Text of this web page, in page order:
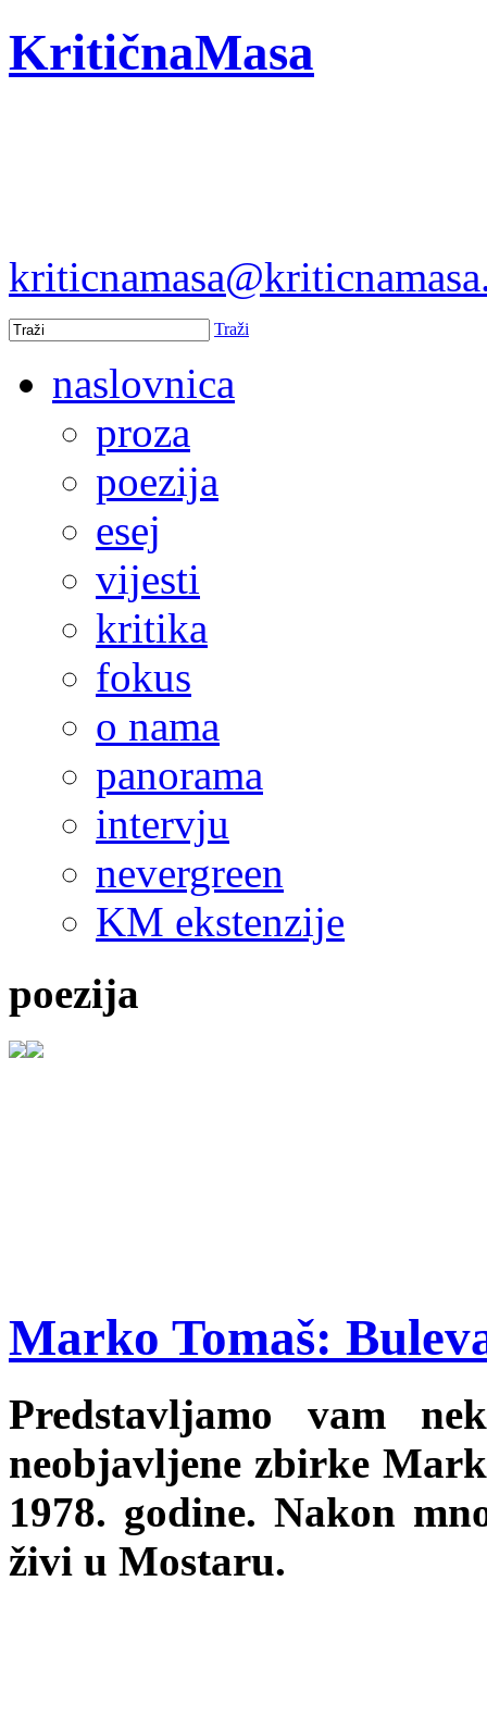
KritičnaMasa
Traži
naslovnica
proza
poezija
esej
vijesti
kritika
fokus
o nama
panorama
intervju
nevergreen
KM ekstenzije
poezija
Marko Tomaš:
Predstavljamo vam
neobjavljene zbirke
1978. godine. Nakon
živi u Mostaru.